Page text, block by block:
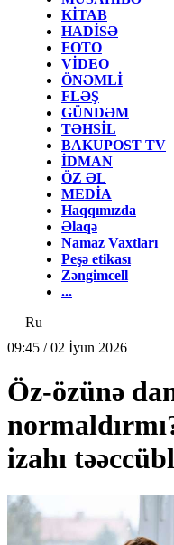
KİTAB
HADİSƏ
FOTO
VİDEO
ÖNƏMLİ
FLƏŞ
GÜNDƏM
TƏHSİL
BAKUPOST TV
İDMAN
ÖZ ƏL
MEDİA
Haqqımızda
Əlaqə
Namaz Vaxtları
Peşə etikası
Zəngimcell
...
Ru
09:45 / 02 İyun 2026
Öz-özünə
izahı